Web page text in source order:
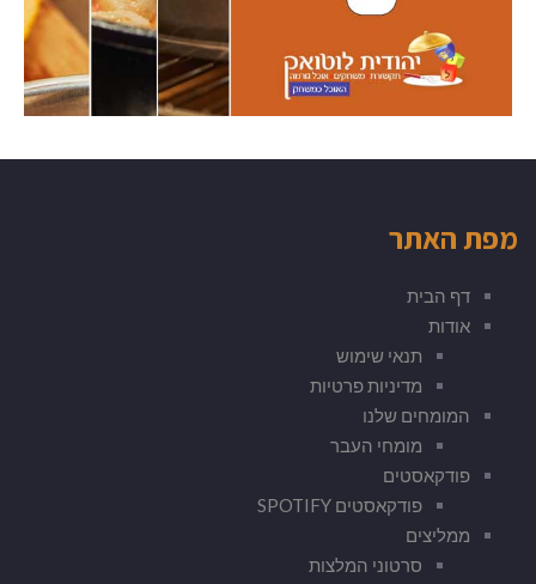
מפת האתר
דף הבית
אודות
תנאי שימוש
מדיניות פרטיות
המומחים שלנו
מומחי העבר
פודקאסטים
פודקאסטים SPOTIFY
ממליצים
סרטוני המלצות